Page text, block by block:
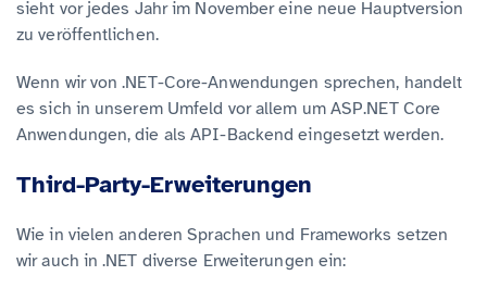
sieht vor jedes Jahr im November eine neue Hauptversion
zu veröffentlichen.
Wenn wir von .NET-Core-Anwendungen sprechen, handelt
es sich in unserem Umfeld vor allem um ASP.NET Core
Anwendungen, die als API-Backend eingesetzt werden.
Third-Party-Erweiterungen
Wie in vielen anderen Sprachen und Frameworks setzen
wir auch in .NET diverse Erweiterungen ein: